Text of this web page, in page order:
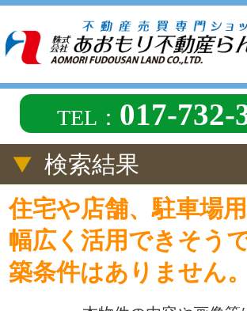
戻る
TEL：017-732-3808
検索結果
住宅や店舗、駐車場用地として
幅広く活用できそうです。建
築条件はありません。
本物件の内容や画像等は、
すべて現況優先とさせていただきます。